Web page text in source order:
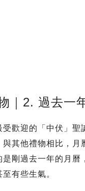
｜2. 過去一
歡迎的「中伏」聖
其他禮物相比，月
剛過去一年的月曆
有些生氣。